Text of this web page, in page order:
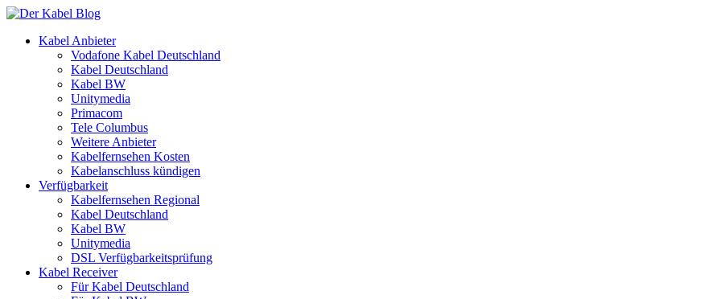
Kabel Anbieter
Vodafone Kabel Deutschland
Kabel Deutschland
Kabel BW
Unitymedia
Primacom
Tele Columbus
Weitere Anbieter
Kabelfernsehen Kosten
Kabelanschluss kündigen
Verfügbarkeit
Kabelfernsehen Regional
Kabel Deutschland
Kabel BW
Unitymedia
DSL Verfügbarkeitsprüfung
Kabel Receiver
Für Kabel Deutschland